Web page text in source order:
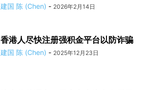
建国 陈 (Chen) - 2026年2月14日
香港人尽快注册强积金平台以防诈骗
建国 陈 (Chen) - 2025年12月23日